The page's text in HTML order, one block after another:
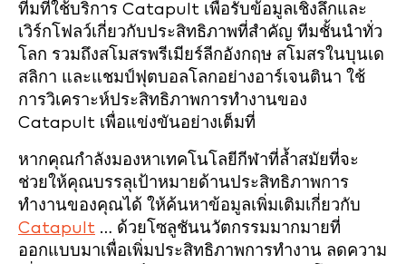
ทีมที่ใช้บริการ Catapult เพื่อรับข้อมูลเชิงลึกและ
เวิร์กโฟลว์เกี่ยวกับประสิทธิภาพที่สำคัญ ทีมชั้นนำทั่ว
โลก รวมถึงสโมสรพรีเมียร์ลีกอังกฤษ สโมสรในบุนเด
สลิกา และแชมป์ฟุตบอลโลกอย่างอาร์เจนตินา ใช้
การวิเคราะห์ประสิทธิภาพการทำงานของ
Catapult เพื่อแข่งขันอย่างเต็มที่
หากคุณกำลังมองหาเทคโนโลยีกีฬาที่ล้ำสมัยที่จะ
ช่วยให้คุณบรรลุเป้าหมายด้านประสิทธิภาพการ
ทำงานของคุณได้ ให้ค้นหาข้อมูลเพิ่มเติมเกี่ยวกับ
Catapult … ด้วยโซลูชันนวัตกรรมมากมายที่
ออกแบบมาเพื่อเพิ่มประสิทธิภาพการทำงาน ลดความ